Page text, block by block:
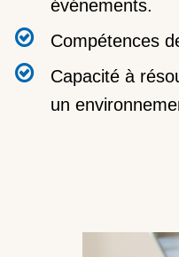
événements.
Compétences
Capacité à
un